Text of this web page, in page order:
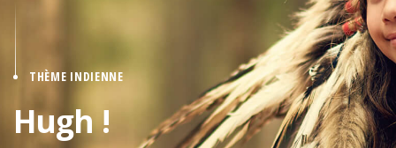
THÈME INDIENNE
Hugh !